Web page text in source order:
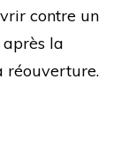
contre un
la
réouverture.